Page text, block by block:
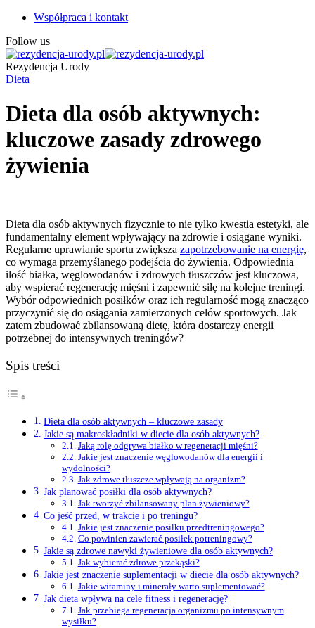
Współpraca i kontakt
Follow us
Rezydencja Urody
Dieta
Dieta dla osób aktywnych:
kluczowe zasady zdrowego
żywienia
Dieta dla osób aktywnych fizycznie to nie tylko kwestia estetyki, ale
fundamentalny element wpływający na zdrowie i osiągane wyniki.
Regularne uprawianie sportu zwiększa zapotrzebowanie na energię,
co wymaga przemyślanego podejścia do żywienia. Odpowiednia
ilość białka, węglowodanów i zdrowych tłuszczów jest kluczowa,
aby wspierać regenerację mięśni i zapewnić siłę na kolejne treningi.
Wybór odpowiednich posiłków oraz ich regularność mogą znacząco
przyczynić się do osiągania zamierzonych celów sportowych. Jak
zatem zbudować zbilansowaną dietę, która dostarczy energii
potrzebnej do intensywnych treningów?
Spis treści
Dieta dla osób aktywnych – kluczowe zasady
Jakie są makroskładniki w diecie dla osób aktywnych?
Jaką rolę odgrywa białko w regeneracji mięśni?
Jakie jest znaczenie węglowodanów dla energii i
wydolności?
Jak zdrowe tłuszcze wpływają na organizm?
Jak planować posiłki dla osób aktywnych?
Jak tworzyć zbilansowany plan żywieniowy?
Co jeść przed, w trakcie i po treningu?
Jakie jest znaczenie posiłku przedtreningowego?
Co powinien zawierać posiłek potreningowy?
Jakie są zdrowe nawyki żywieniowe dla osób aktywnych?
Jak wybierać zdrowe przekąski?
Jakie jest znaczenie suplementacji w diecie dla osób aktywnych?
Jakie witaminy i minerały warto suplementować?
Jak dieta wpływa na cele fitness i regenerację?
Jak przebiega regeneracja organizmu po intensywnym
wysiłku?